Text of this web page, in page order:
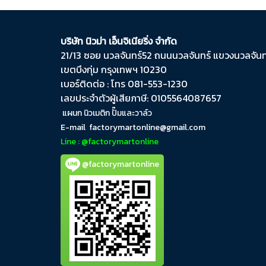
บริษัท นิวม่า เอ็นจิเนียริ่ง จำกัด
21/13 ซอย นวลจันทร์​52 ถนน​นวลจันทร์​ แขวง​นวลจัน
เขต​บึงกุ่ม​ กรุงเทพฯ​ 10230
เบอร์ติดต่อ : โทร 081-553-1230
เลขประจำตัวผู้เสียภาษี: 0105564087657
แผนก นิวเมติก ปั๊มและวาล์ว
E-mail factorymartonline@gmail.com
Line : @factorymartonline
@factorymartonline